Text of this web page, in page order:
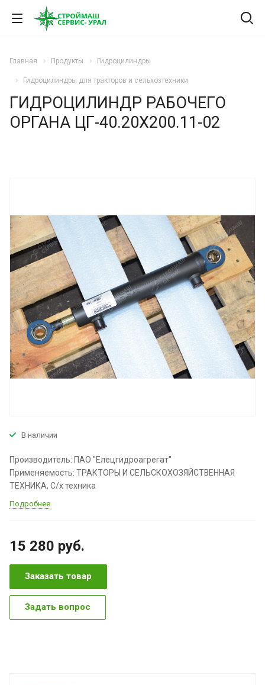
Главная Продукты Гидроцилиндры
Гидроцилиндры для тракторов и сельхозтехники
ГИДРОЦИЛИНДР РАБОЧЕГО
ОРГАНА ЦГ-40.20Х200.11-02
В наличии
Производитель: ПАО "Елецгидроагрегат"
Применяемость: ТРАКТОРЫ И СЕЛЬСКОХОЗЯЙСТВЕННАЯ
ТЕХНИКА, С/х техника
Подробнее
15 280 руб.
Заказать товар
Задать вопрос